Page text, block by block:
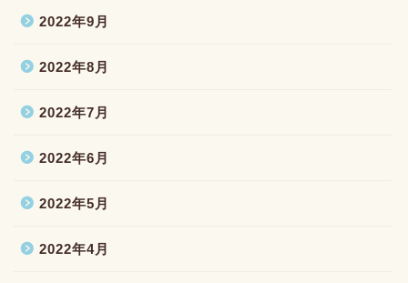
2022年9月
2022年8月
2022年7月
2022年6月
2022年5月
2022年4月